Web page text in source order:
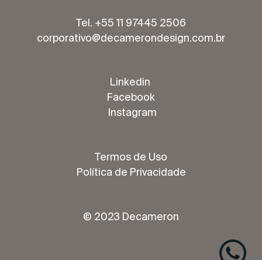
Tel. +55 11 97445 2506
corporativo@decamerondesign.com.br
Linkedin
Facebook
Instagram
© 2023 Decameron
Termos de Uso
Política de Privacidade